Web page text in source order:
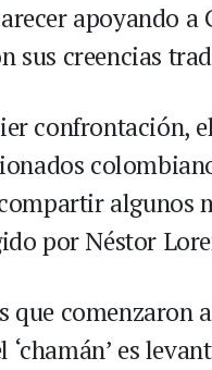
apoyando
sus creencias
confrontación,
algunos
por Néstor
que comenzaron
‘chamán’ es